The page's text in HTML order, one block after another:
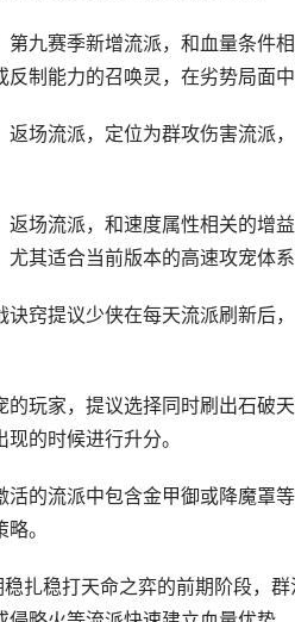
赛季新增流派，和血量条件相
反制能力的召唤灵，在劣势局面
流派，定位为群攻伤害流派，
流派，和速度属性相关的增益
尤其适合当前版本的高速攻宠体
提议少侠在每天流派刷新后，
家，提议选择同时刷出石破天
的时候进行升分。
流派中包含金甲御或降魔罩等
。
稳打天命之弈的前期阶段，群